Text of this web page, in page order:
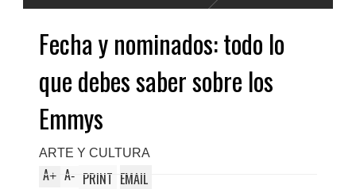
Fecha y nominados: todo lo
que debes saber sobre los
Emmys
ARTE Y CULTURA
A+ A- PRINT EMAIL